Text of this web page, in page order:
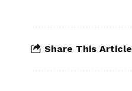
Share This Article